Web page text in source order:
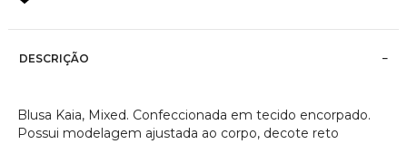
DESCRIÇÃO
Blusa Kaia, Mixed. Confeccionada em tecido encorpado.
Possui modelagem ajustada ao corpo, decote reto